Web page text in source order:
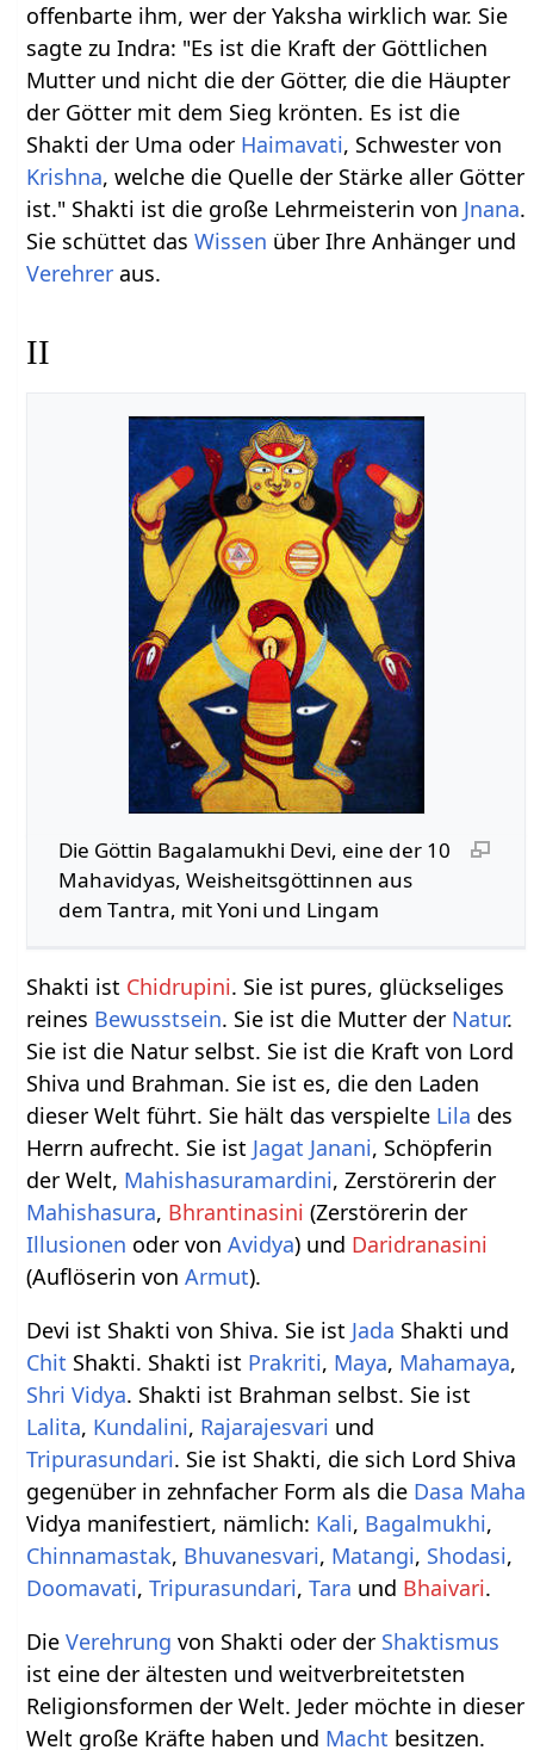
offenbarte ihm, wer der Yaksha wirklich war. Sie
sagte zu Indra: "Es ist die Kraft der Göttlichen
Mutter und nicht die der Götter, die die Häupter
der Götter mit dem Sieg krönten. Es ist die
Shakti der Uma oder Haimavati, Schwester von
Krishna, welche die Quelle der Stärke aller Götter
ist." Shakti ist die große Lehrmeisterin von Jnana.
Sie schüttet dasWissen über Ihre Anhänger und
Verehrer aus.
II
Die Göttin Bagalamukhi Devi, eine der 10
Mahavidyas, Weisheitsgöttinnen aus
dem Tantra, mit Yoni und Lingam
Shakti ist Chidrupini. Sie ist pures, glückseliges
reines Bewusstsein. Sie ist die Mutter der Natur.
Sie ist die Natur selbst. Sie ist die Kraft von Lord
Shiva und Brahman. Sie ist es, die den Laden
dieser Welt führt. Sie hält das verspielte Lila des
Herrn aufrecht. Sie ist Jagat Janani, Schöpferin
der Welt, Mahishasuramardini, Zerstörerin der
Mahishasura, Bhrantinasini (Zerstörerin der
Illusionen oder vonAvidya) und Daridranasini
(Auflöserin vonArmut).
Devi ist Shakti von Shiva. Sie ist Jada Shakti und
Chit Shakti. Shakti ist Prakriti, Maya, Mahamaya,
Shri Vidya. Shakti ist Brahman selbst. Sie ist
Lalita, Kundalini, Rajarajesvari und
Tripurasundari. Sie ist Shakti, die sich Lord Shiva
gegenüber in zehnfacher Form als die Dasa Maha
Vidya manifestiert, nämlich: Kali, Bagalmukhi,
Chinnamastak, Bhuvanesvari, Matangi, Shodasi,
Doomavati,Tripurasundari,Tara und Bhaivari.
DieVerehrung von Shakti oder der Shaktismus
ist eine der ältesten und weitverbreitetsten
Religionsformen der Welt. Jeder möchte in dieser
Welt große Kräfte haben und Macht besitzen.